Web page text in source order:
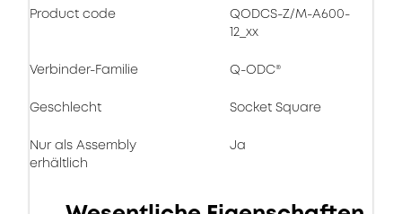
Product code
QODCS-Z/M-A600-
12_xx
Verbinder-Familie Q-ODC®
Geschlecht Socket Square
Nur als Assembly
erhältlich
Ja